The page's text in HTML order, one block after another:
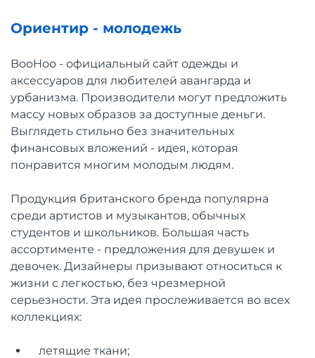
Ориентир - молодежь
BooHoo - официальный сайт одежды и
аксессуаров для любителей авангарда и
урбанизма. Производители могут предложить
массу новых образов за доступные деньги.
Выглядеть стильно без значительных
финансовых вложений - идея, которая
понравится многим молодым людям.
Продукция британского бренда популярна
среди артистов и музыкантов, обычных
студентов и школьников. Большая часть
ассортименте - предложения для девушек и
девочек. Дизайнеры призывают относиться к
жизни с легкостью, без чрезмерной
серьезности. Эта идея прослеживается во всех
коллекциях:
летящие ткани;